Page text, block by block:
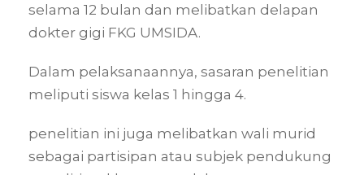
selama 12 bulan dan melibatkan delapan
dokter gigi FKG UMSIDA.
Dalam pelaksanaannya, sasaran penelitian
meliputi siswa kelas 1 hingga 4.
penelitian ini juga melibatkan wali murid
sebagai partisipan atau subjek pendukung